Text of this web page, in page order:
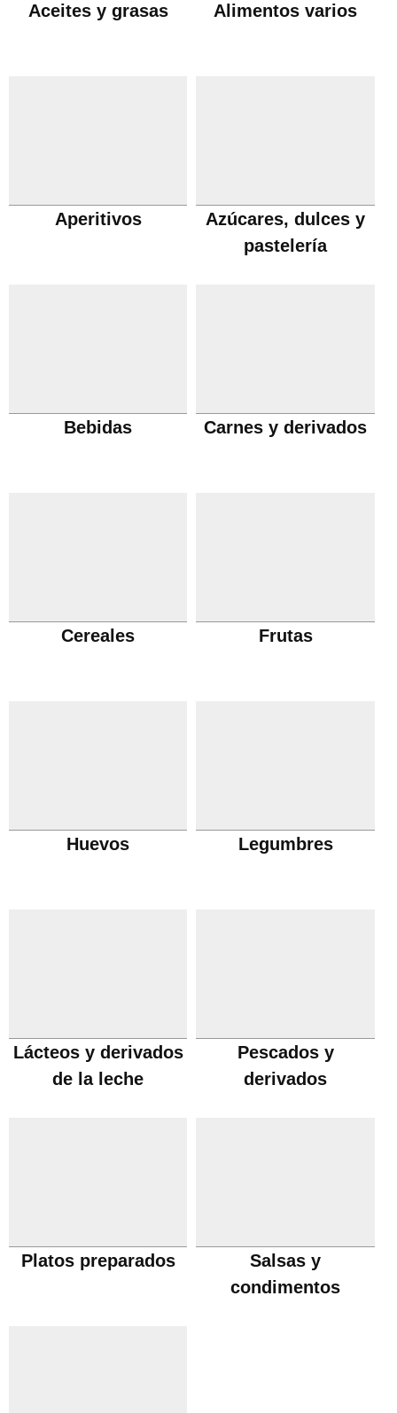
Aceites y grasas Alimentos varios
Aperitivos
Azúcares, dulces y
pastelería
Bebidas Carnes y derivados
Cereales Frutas
Huevos Legumbres
Lácteos y derivados
de la leche
Pescados y
derivados
Platos preparados
Salsas y
condimentos